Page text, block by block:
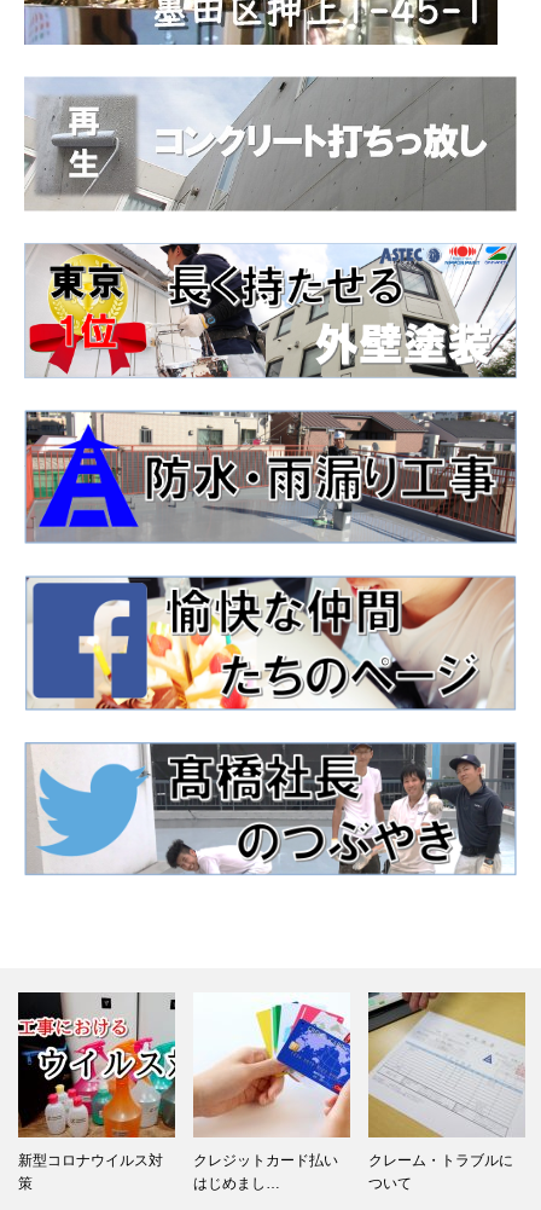
新型コロナウイルス対
策
クレジットカード払い
はじめまし…
クレーム・トラブルに
ついて